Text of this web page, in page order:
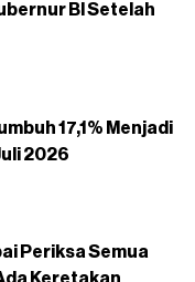
BI Setelah
17,1% Menjadi
2026
Periksa Semua